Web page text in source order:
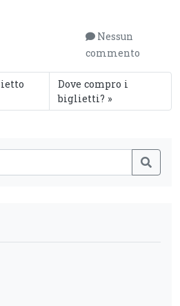
Nessun
commento
Dove compro i
biglietti?